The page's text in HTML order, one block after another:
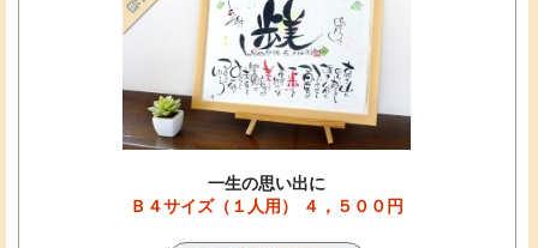
一生の思い出に
Ｂ４サイズ（１人用） ４，５００円